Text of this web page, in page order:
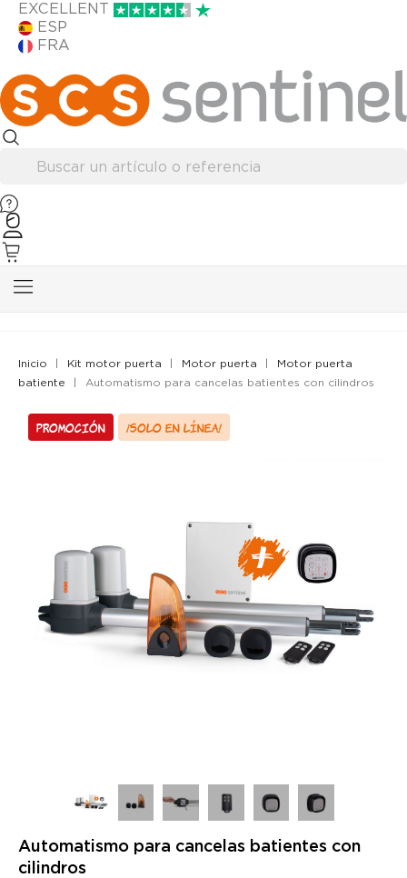
EXCELLENT
ESP
FRA
Inicio Kit motor puerta Motor puerta
Motor puerta
batiente
Automatismo para cancelas batientes con cilindros
Promoción ¡Solo en línea!
Automatismo para cancelas batientes con
cilindros